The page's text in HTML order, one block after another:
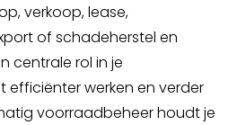
verkoop, lease,
of schadeherstel en
centrale rol in je
efficiënter werken en verder
voorraadbeheer houdt je